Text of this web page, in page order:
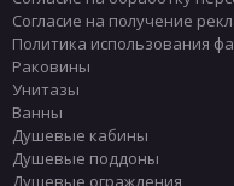
Согласие на получение
Политика использования
Раковины
Унитазы
Ванны
Душевые кабины
Душевые поддоны
Душевые ограждения